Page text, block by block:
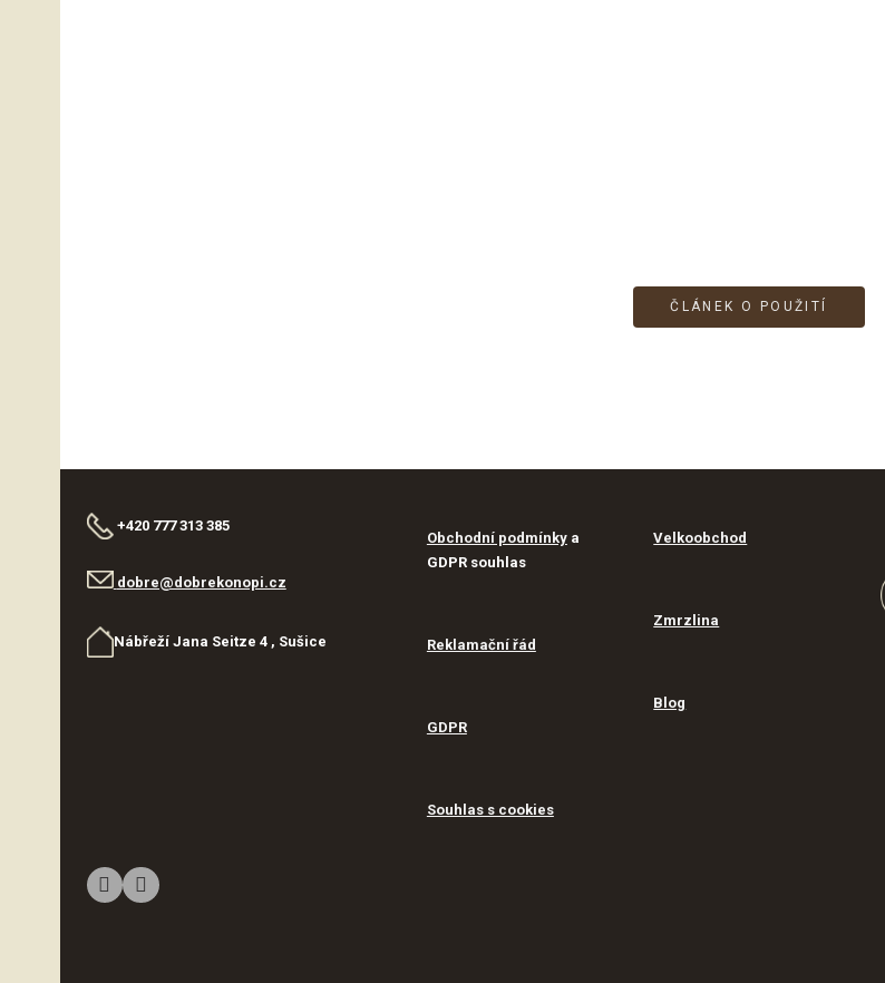
ČLÁNEK O POUŽITÍ
+420 777 313 385
dobre@dobrekonopi.cz
Nábřeží Jana Seitze 4 , Sušice
Obchodní podmínkya
GDPR souhlas
Reklamační řád
GDPR
Souhlas s cookies
Velkoobchod
Zmrzlina
Blog